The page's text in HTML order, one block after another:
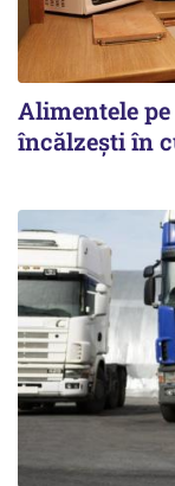
Alimentele
încălzeşti în